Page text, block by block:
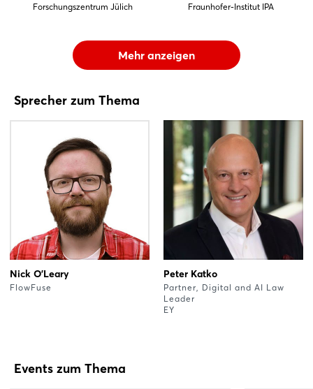
Forschungszentrum Jülich Fraunhofer-Institut IPA
Mehr anzeigen
Sprecher zum Thema
Nick O'Leary
FlowFuse
Peter Katko
Partner, Digital and AI Law
Leader
EY
Events zum Thema